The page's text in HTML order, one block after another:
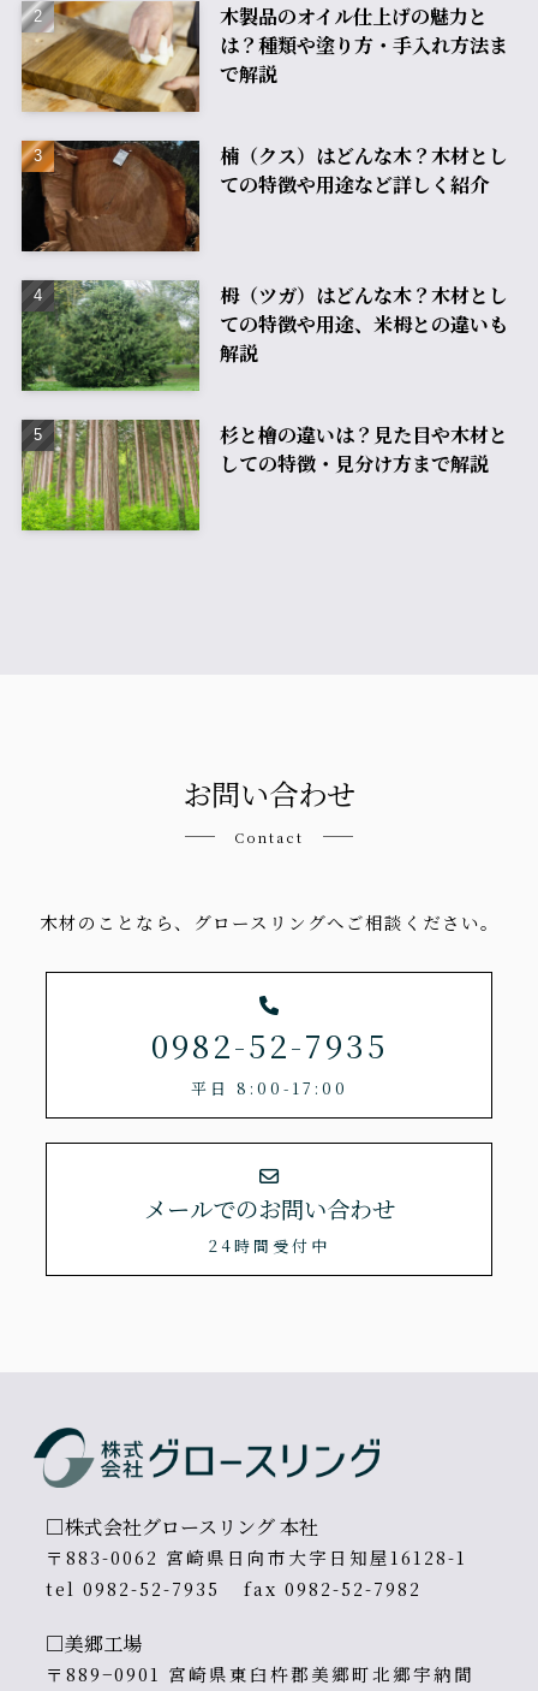
木製品のオイル仕上げの魅力と
は？種類や塗り方・手入れ方法ま
で解説
楠（クス）はどんな木？木材とし
ての特徴や用途など詳しく紹介
栂（ツガ）はどんな木？木材とし
ての特徴や用途、米栂との違いも
解説
杉と檜の違いは？見た目や木材と
しての特徴・見分け方まで解説
お問い合わせ
Contact
木材のことなら、グロースリングへご相談ください。
0982-52-7935
平日 8:00-17:00
メールでのお問い合わせ
24時間受付中
□株式会社グロースリング 本社
〒883-0062 宮崎県日向市大字日知屋16128-1
tel 0982-52-7935 fax 0982-52-7982
□美郷工場
〒889−0901 宮崎県東臼杵郡美郷町北郷宇納間